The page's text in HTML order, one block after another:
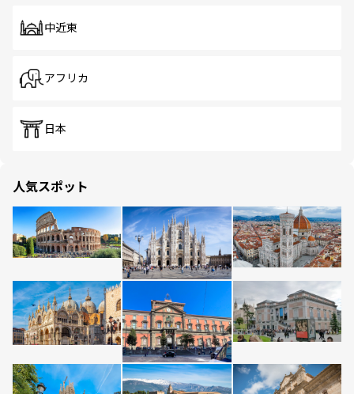
中近東
アフリカ
日本
人気スポット